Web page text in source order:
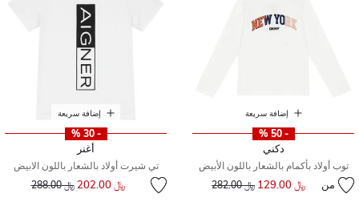
إضافة سريعة
- 50 %
دكني
توب أولاد بأكمام بالشعار باللون الأبيض
من ﷼ 129.00 سعر مخفض من﷼ 282.00
إضافة سريعة
- 30 %
أغنر
تي شيرت أولاد بالشعار باللون الابيض
﷼ 202.00 سعر مخفض من
﷼ 288.00 إلى